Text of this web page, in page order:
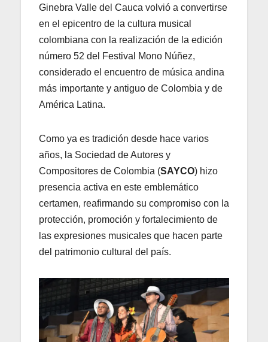
Ginebra Valle del Cauca volvió a convertirse
en el epicentro de la cultura musical
colombiana con la realización de la edición
número 52 del Festival Mono Núñez,
considerado el encuentro de música andina
más importante y antiguo de Colombia y de
América Latina.
Como ya es tradición desde hace varios
años, la Sociedad de Autores y
Compositores de Colombia (SAYCO) hizo
presencia activa en este emblemático
certamen, reafirmando su compromiso con la
protección, promoción y fortalecimiento de
las expresiones musicales que hacen parte
del patrimonio cultural del país.